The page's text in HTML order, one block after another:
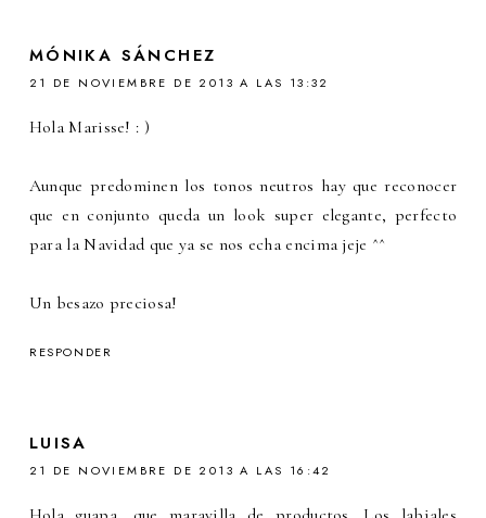
MÓNIKA SÁNCHEZ
21 DE NOVIEMBRE DE 2013 A LAS 13:32
Hola Marisse! : )
Aunque predominen los tonos neutros hay que reconocer
que en conjunto queda un look super elegante, perfecto
para la Navidad que ya se nos echa encima jeje ^^
Un besazo preciosa!
RESPONDER
LUISA
21 DE NOVIEMBRE DE 2013 A LAS 16:42